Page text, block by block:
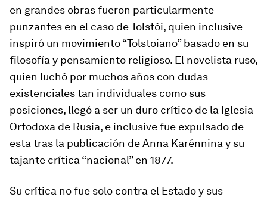
en grandes obras fueron particularmente
punzantes en el caso de Tolstói, quien inclusive
inspiró un movimiento “Tolstoiano” basado en su
filosofía y pensamiento religioso. El novelista ruso,
quien luchó por muchos años con dudas
existenciales tan individuales como sus
posiciones, llegó a ser un duro crítico de la Iglesia
Ortodoxa de Rusia, e inclusive fue expulsado de
esta tras la publicación de Anna Karénnina y su
tajante crítica “nacional” en 1877.
Su crítica no fue solo contra el Estado y sus